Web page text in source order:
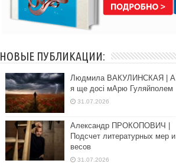
НОВЫЕ ПУБЛИКАЦИИ:
Людмила ВАКУЛИНСКАЯ | А
я ще досі мАрю Гуляйполем
31.07.2026
Александр ПРОКОПОВИЧ |
Подсчет литературных мер и
весов
31.07.2026